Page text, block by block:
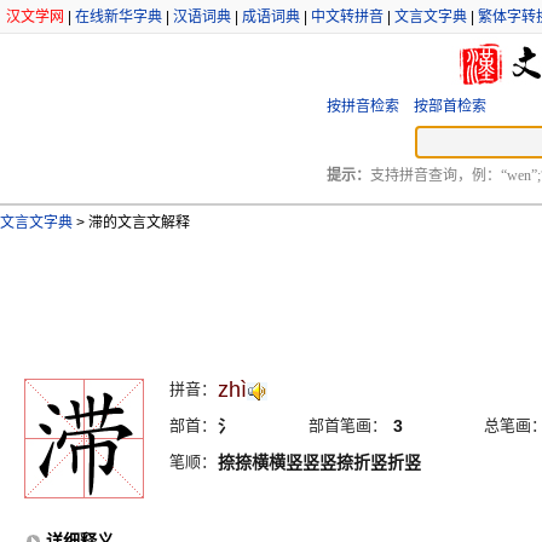
汉文学网 在线新华字典 汉语词典 成语词典 中文转拼音 文言文字典 繁体字转
按拼音检索 按部首检索
提示： 支持拼音查询，例：
文言文字典 > 滞的文言文解释
拼音： zhì
部首： 氵 部首笔画： 3
总笔画
笔顺： 捺捺横横竖竖竖捺折竖折竖